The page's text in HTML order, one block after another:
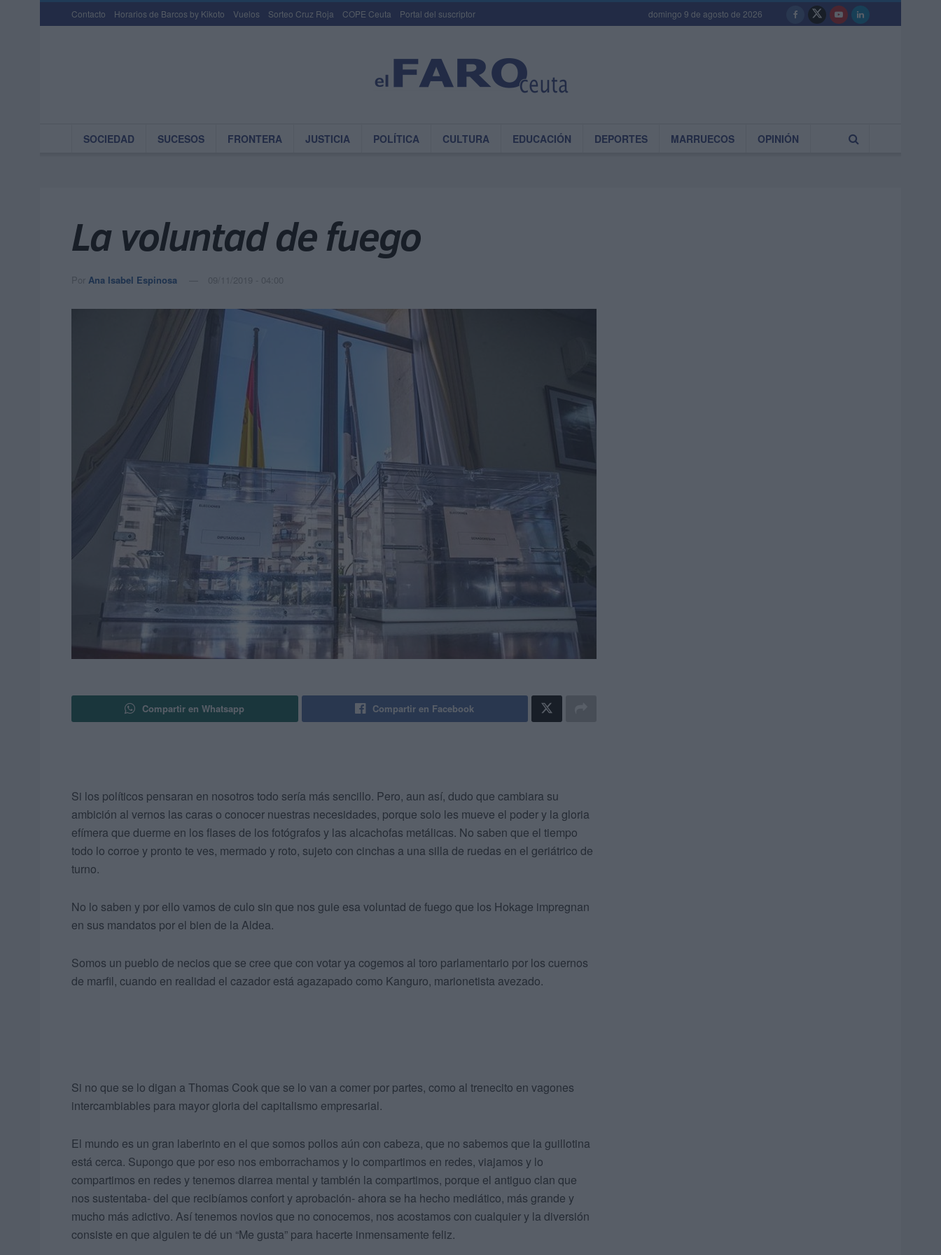
Contacto Horarios de Barcos by Kikoto Vuelos Sorteo Cruz Roja COPE Ceuta Portal del suscriptor domingo 9 de agosto de 2026
SOCIEDAD SUCESOS FRONTERA JUSTICIA POLÍTICA CULTURA EDUCACIÓN DEPORTES MARRUECOS OPINIÓN
La voluntad de fuego
Por Ana Isabel Espinosa 09/11/2019 - 04:00
Compartir en Whatsapp Compartir en Facebook
Si los políticos pensaran en nosotros todo sería más sencillo. Pero, aun así, dudo que cambiara su
ambición al vernos las caras o conocer nuestras necesidades, porque solo les mueve el poder y la gloria
efímera que duerme en los flases de los fotógrafos y las alcachofas metálicas. No saben que el tiempo
todo lo corroe y pronto te ves, mermado y roto, sujeto con cinchas a una silla de ruedas en el geriátrico de
turno.
No lo saben y por ello vamos de culo sin que nos guie esa voluntad de fuego que los Hokage impregnan
en sus mandatos por el bien de la Aldea.
Somos un pueblo de necios que se cree que con votar ya cogemos al toro parlamentario por los cuernos
de marfil, cuando en realidad el cazador está agazapado como Kanguro, marionetista avezado.
Si no que se lo digan a Thomas Cook que se lo van a comer por partes, como al trenecito en vagones
intercambiables para mayor gloria del capitalismo empresarial.
El mundo es un gran laberinto en el que somos pollos aún con cabeza, que no sabemos que la guillotina
está cerca. Supongo que por eso nos emborrachamos y lo compartimos en redes, viajamos y lo
compartimos en redes y tenemos diarrea mental y también la compartimos, porque el antiguo clan que
nos sustentaba- del que recibíamos confort y aprobación- ahora se ha hecho mediático, más grande y
mucho más adictivo. Así tenemos novios que no conocemos, nos acostamos con cualquier y la diversión
consiste en que alguien te dé un “Me gusta” para hacerte inmensamente feliz.